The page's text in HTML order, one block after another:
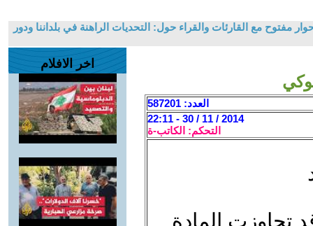
مفتوح مع القارئات والقراء حول: التحديات الراهنة في بلداننا ودور
العدد: 587201
2014 / 11 / 30 - 22:11
التحكم: الكاتب-ة
تجاوزت المادة
اخر الافلام